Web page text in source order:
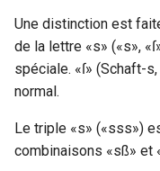
dimensions
div
editor
Une distinction est
de la lettre «s» («s»,
spéciale. «ſ» (Schaft-
normal.
Le triple «s» («sss»)
combinaisons «sß» et